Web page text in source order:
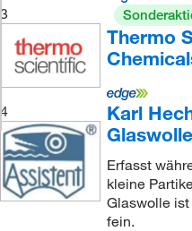
3
Thermo
4
Karl
Glaswolle
Erfasst
kleine
Glaswolle
fein.